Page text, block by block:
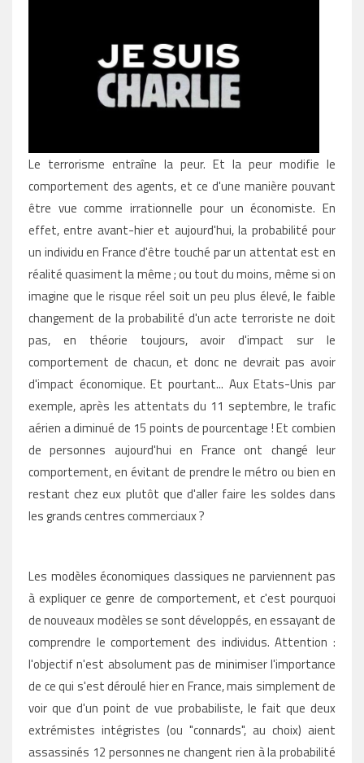
Le terrorisme entraîne la peur. Et la peur modifie le
comportement des agents, et ce d'une manière pouvant
être vue comme irrationnelle pour un économiste. En
effet, entre avant-hier et aujourd'hui, la probabilité pour
un individu en France d'être touché par un attentat est en
réalité quasiment la même ; ou tout du moins, même si on
imagine que le risque réel soit un peu plus élevé, le faible
changement de la probabilité d'un acte terroriste ne doit
pas, en théorie toujours, avoir d'impact sur le
comportement de chacun, et donc ne devrait pas avoir
d'impact économique. Et pourtant... Aux Etats-Unis par
exemple, après les attentats du 11 septembre, le trafic
aérien a diminué de 15 points de pourcentage ! Et combien
de personnes aujourd'hui en France ont changé leur
comportement, en évitant de prendre le métro ou bien en
restant chez eux plutôt que d'aller faire les soldes dans
les grands centres commerciaux ?
Les modèles économiques classiques ne parviennent pas
à expliquer ce genre de comportement, et c'est pourquoi
de nouveaux modèles se sont développés, en essayant de
comprendre le comportement des individus. Attention :
l'objectif n'est absolument pas de minimiser l'importance
de ce qui s'est déroulé hier en France, mais simplement de
voir que d'un point de vue probabiliste, le fait que deux
extrémistes intégristes (ou "connards", au choix) aient
assassinés 12 personnes ne changent rien à la probabilité